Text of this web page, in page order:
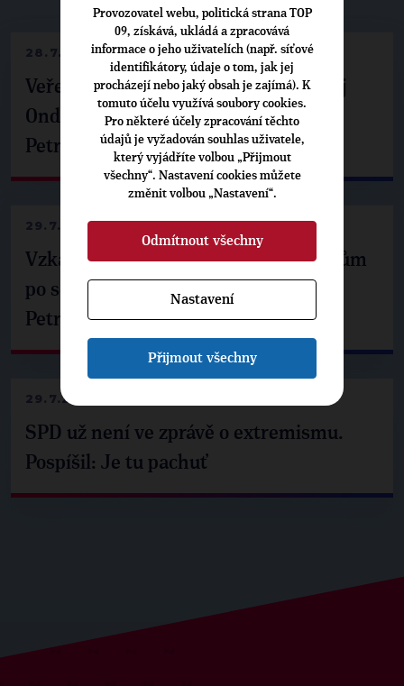
28.7.2026
Veřejné finance, euro i školství. Matěj
Ondřej Havel jednal s prezidentem
Petrem Pavlem
29.7.2026
Vzkaz Matěje Ondřeje Havla příznivcům
po setkání s prezidentem republiky
Petrem Pavlem
29.7.2026
SPD už není ve zprávě o extremismu.
Pospíšil: Je tu pachuť
Provozovatel webu, politická strana TOP
09, získává, ukládá a zpracovává
informace o jeho uživatelích (např. síťové
identifikátory, údaje o tom, jak jej
procházejí nebo jaký obsah je zajímá). K
tomuto účelu využívá soubory cookies.
Pro některé účely zpracování těchto
údajů je vyžadován souhlas uživatele,
který vyjádříte volbou „Přijmout
všechny“. Nastavení cookies můžete
změnit volbou „Nastavení“.
Odmítnout všechny
Nastavení
Přijmout všechny